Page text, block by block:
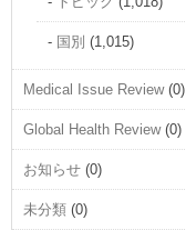
国別 (1,015)
Medical Issue Review(0)
Global Health Review(0)
お知らせ (0)
未分類 (0)